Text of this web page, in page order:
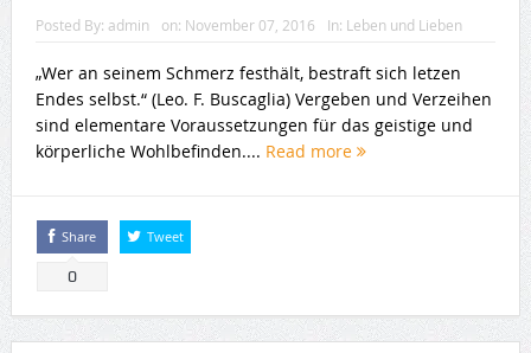
Posted By: admin on: November 07, 2016 In: Leben und Lieben
„Wer an seinem Schmerz festhält, bestraft sich letzen
Endes selbst.“ (Leo. F. Buscaglia) Vergeben und Verzeihen
sind elementare Voraussetzungen für das geistige und
körperliche Wohlbefinden.... Read more
Share
0
Tweet